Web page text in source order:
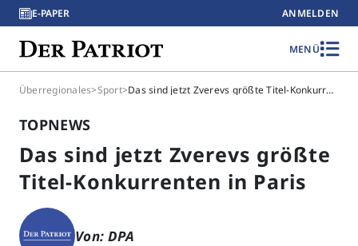
E-PAPER ANMELDEN
MENÜ
Überregionales>Sport> Das sind jetzt Zverevs größte Titel-Konkurrenten in Paris
TOPNEWS
Das sind jetzt Zverevs größte
Titel-Konkurrenten in Paris
Von: DPA